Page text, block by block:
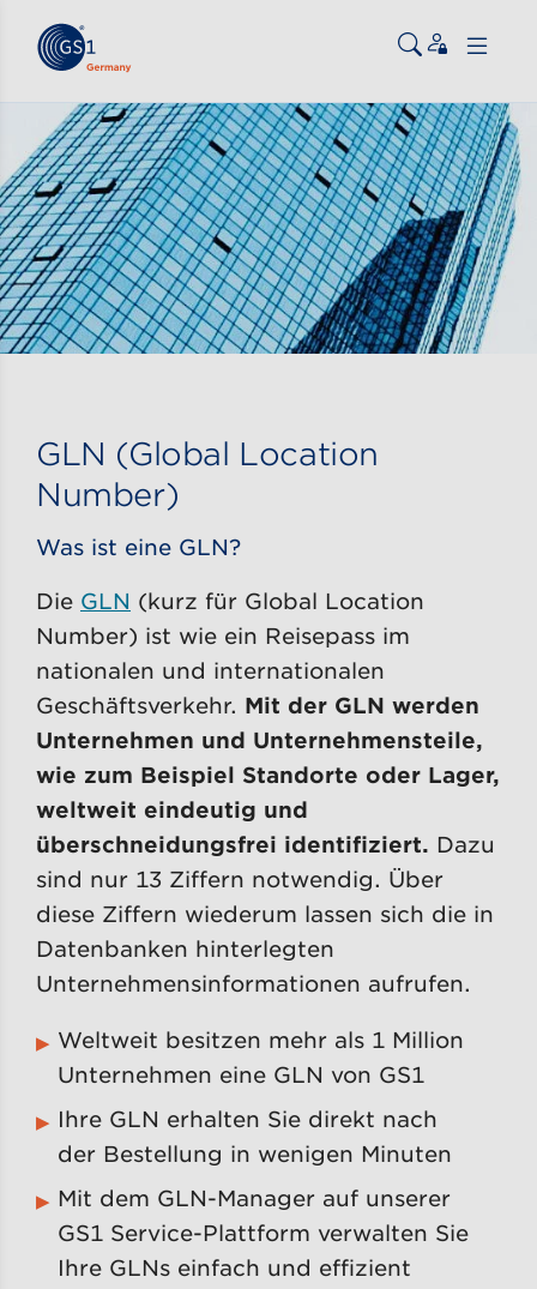
GLN (Global Location
Number)
Was ist eine GLN?
Die GLN (kurz für Global Location
Number) ist wie ein Reisepass im
nationalen und internationalen
Geschäftsverkehr. Mit der GLN werden
Unternehmen und Unternehmensteile,
wie zum Beispiel Standorte oder Lager,
weltweit eindeutig und
überschneidungsfrei identifiziert. Dazu
sind nur 13 Ziffern notwendig. Über
diese Ziffern wiederum lassen sich die in
Datenbanken hinterlegten
Unternehmensinformationen aufrufen.
Weltweit besitzen mehr als 1 Million
Unternehmen eine GLN von GS1
Ihre GLN erhalten Sie direkt nach
der Bestellung in wenigen Minuten
Mit dem GLN-Manager auf unserer
GS1 Service-Plattform verwalten Sie
Ihre GLNs einfach und effizient